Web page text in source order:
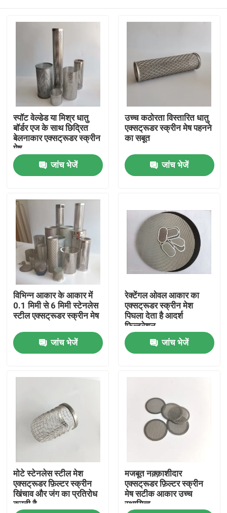
घर
उत्पादों
हमारे बारे में
कारखाना भ्रमण
गुणवत्ता नियंत्रण
संपर्क करें
एक उद्धरण की विनती करे
स्टेनलेस स्टील बुना जाल
स्टेनलेस स्टील सुरक्षा मेष
स्टेनलेस स्टील विंडो मेष
स्पॉट वेल्डेड या मिश्र धातु
बॉर्डर एज के साथ छिद्रित
बेलनाकार एक्सट्रूडर स्क्रीन
मेष
जांच भेजें
उच्च कठोरता विस्तारित धातु
एक्सट्रूडर स्क्रीन मेष पहनने
का सबूत
जांच भेजें
विभिन्न आकार के आकार में
0.1 मिमी से 6 मिमी स्टेनलेस
स्टील एक्सट्रूडर स्क्रीन मेष
जांच भेजें
रेक्टेंगल ओवल आकार का
एक्सट्रूडर स्क्रीन मेश
पिघला देता है आदर्श
फिल्ट्रेशन
जांच भेजें
मोटे स्टेनलेस स्टील मेश
एक्सट्रूडर फ़िल्टर स्क्रीन
खिंचाव और जंग का प्रतिरोध
करती है
मजबूत नक़्क़ाशीदार
एक्सट्रूडर फ़िल्टर स्क्रीन
मेष सटीक आकार उच्च
स्थायित्व